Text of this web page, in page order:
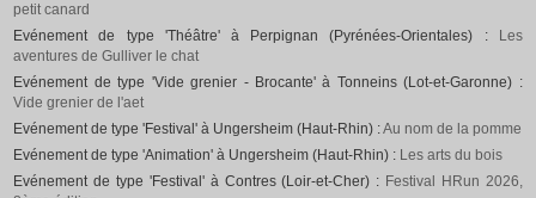
petit canard
Evénement de type 'Théâtre' à Perpignan (Pyrénées-Orientales) :
Les
aventures de Gulliver le chat
Evénement de type 'Vide grenier - Brocante' à Tonneins (Lot-et-Garonne) :
Vide grenier de l'aet
Evénement de type 'Festival' à Ungersheim (Haut-Rhin) :Au nom de la pomme
Evénement de type 'Animation' à Ungersheim (Haut-Rhin) : Les arts du bois
Evénement de type 'Festival' à Contres (Loir-et-Cher) : Festival HRun 2026,